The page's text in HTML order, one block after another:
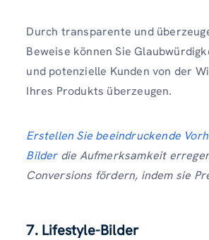
Durch transparente und
Beweise können Sie
und potenzielle Kunden von der
Ihres Produkts überzeugen.
Erstellen Sie beeindruckende
Bilderdie Aufmerksamkeit
Conversions fördern, indem sie
7. Lifestyle-Bilder